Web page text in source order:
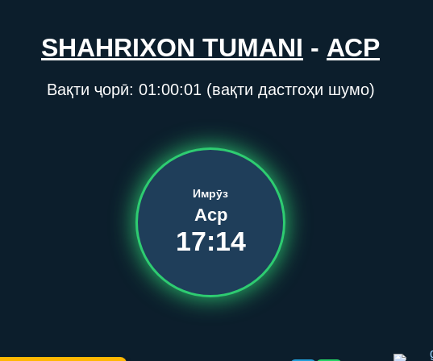
SHAHRIXON TUMANI - АСР
Вақти ҷорӣ: 01:00:01 (вақти дастгоҳи шумо)
Имрӯз
Аср
17:14